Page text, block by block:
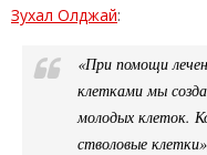
Зухал Олджай:
«При помощи
клетками мы
молодых клеток.
стволовые